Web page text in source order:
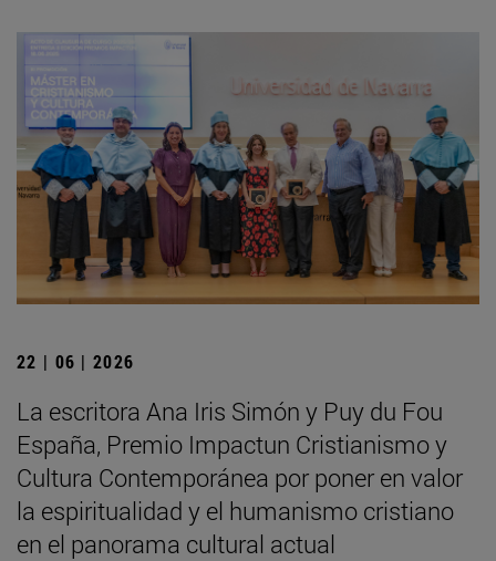
22 | 06 | 2026
La escritora Ana Iris Simón y Puy du Fou
España, Premio Impactun Cristianismo y
Cultura Contemporánea por poner en valor
la espiritualidad y el humanismo cristiano
en el panorama cultural actual